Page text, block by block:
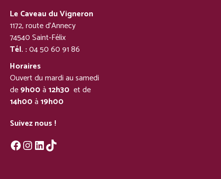
Le Caveau du Vigneron
1172, route d’Annecy
74540 Saint-Félix
Tél. :04 50 60 91 86
Horaires
Ouvert du mardi au samedi
de9h00à12h30 et de
14h00à19h00
Suivez nous !
Facebook
Instagram
LinkedIn
TikTok